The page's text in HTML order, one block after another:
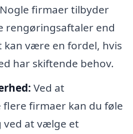
Nogle firmaer tilbyder
rengøringsaftaler end
kan være en fordel, hvis
har skiftende behov.
Ved at
flere firmaer kan du føle
ved at vælge et